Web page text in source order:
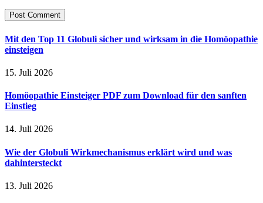
Mit den Top 11 Globuli sicher und wirksam in die Homöopathie
einsteigen
15. Juli 2026
Homöopathie Einsteiger PDF zum Download für den sanften
Einstieg
14. Juli 2026
Wie der Globuli Wirkmechanismus erklärt wird und was
dahintersteckt
13. Juli 2026